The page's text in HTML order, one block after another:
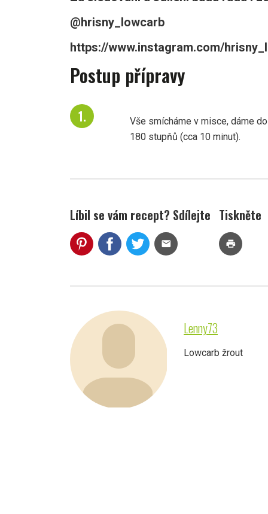
@hrisny_lowcarb
https://www.instagram.com/
Postup přípravy
Vše smícháme v misce, dáme
180 stupňů (cca 10 minut).
Líbil se vám recept? Sdílejte
mail
Tiskněte
print
Lenny73
Lowcarb žrout